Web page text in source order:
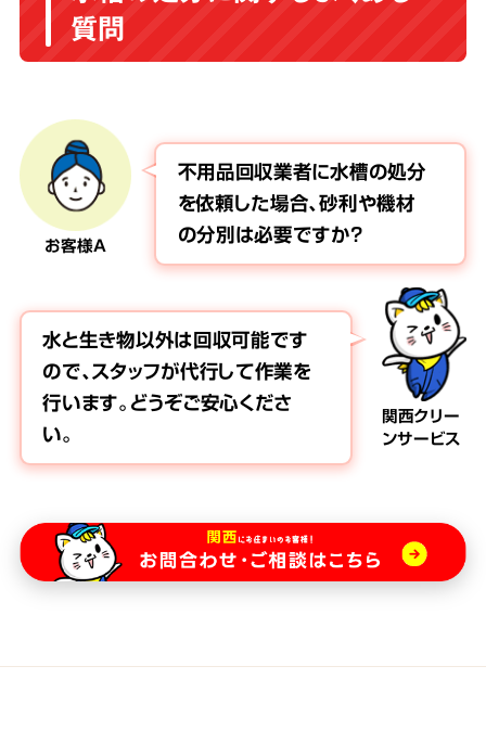
質問
お客様A
不用品回収業者に水槽の処分
を依頼した場合、砂利や機材
の分別は必要ですか？
関西クリー
ンサービス
水と生き物以外は回収可能です
ので、スタッフが代行して作業を
行います。どうぞご安心くださ
い。